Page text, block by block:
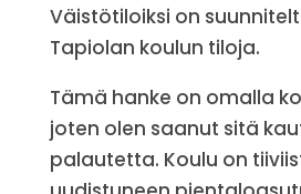
Väistötiloiksi on
Tapiolan koulun tiloja.
Tämä hanke on omalla
joten olen saanut sitä
palautetta. Koulu on